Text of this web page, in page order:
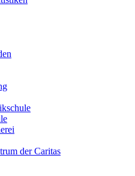
der Caritas